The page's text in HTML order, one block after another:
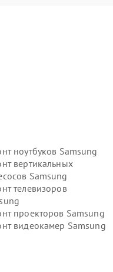
ноутбуков Samsung
вертикальных
Samsung
телевизоров
проекторов Samsung
видеокамер Samsung